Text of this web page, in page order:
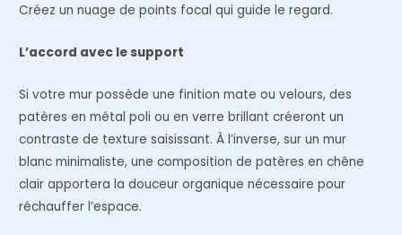
Créez un nuage de points focal qui guide le regard.
L’accord avec le support
Si votre mur possède une finition mate ou velours, des
patères en métal poli ou en verre brillant créeront un
contraste de texture saisissant. À l’inverse, sur un mur
blanc minimaliste, une composition de patères en chêne
clair apportera la douceur organique nécessaire pour
réchauffer l’espace.